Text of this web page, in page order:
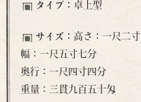
タイプ：卓上型
サイズ： 高さ：一尺二寸
幅：一尺五寸七分
奥行：一尺四寸四分
重量：三貫九百五十匁